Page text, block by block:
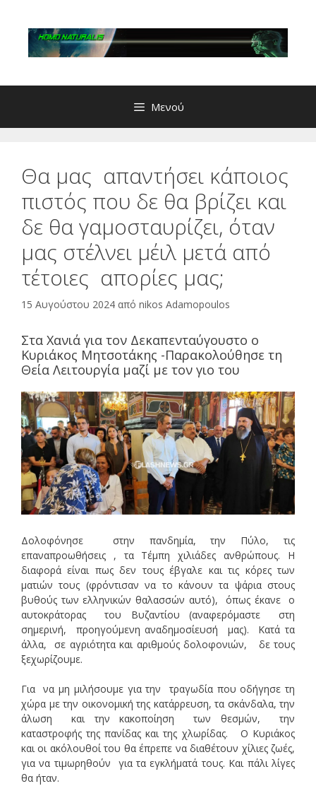
περιεχόμενο
Μενού
Θα μας απαντήσει κάποιος
πιστός που δε θα βρίζει και
δε θα γαμοσταυρίζει, όταν
μας στέλνει μέιλ μετά από
τέτοιες απορίες μας;
15 Αυγούστου 2024 από nikos Adamopoulos
Στα Χανιά για τον Δεκαπενταύγουστο ο
Κυριάκος Μητσοτάκης -Παρακολούθησε τη
Θεία Λειτουργία μαζί με τον γιο του
Δολοφόνησε στην πανδημία, την Πύλο, τις
επαναπροωθήσεις , τα Τέμπη χιλιάδες ανθρώπους. Η
διαφορά είναι πως δεν τους έβγαλε και τις κόρες των
ματιών τους (φρόντισαν να το κάνουν τα ψάρια στους
βυθούς των ελληνικών θαλασσών αυτό), όπως έκανε ο
αυτοκράτορας του Βυζαντίου (αναφερόμαστε στη
σημερινή, προηγούμενη αναδημοσίευσή μας). Κατά τα
άλλα, σε αγριότητα και αριθμούς δολοφονιών, δε τους
ξεχωρίζουμε.
Για να μη μιλήσουμε για την τραγωδία που οδήγησε τη
χώρα με την οικονομική της κατάρρευση, τα σκάνδαλα, την
άλωση και την κακοποίηση των θεσμών, την
καταστροφής της πανίδας και της χλωρίδας. Ο Κυριάκος
και οι ακόλουθοί του θα έπρεπε να διαθέτουν χίλιες ζωές,
για να τιμωρηθούν για τα εγκλήματά τους. Και πάλι λίγες
θα ήταν.